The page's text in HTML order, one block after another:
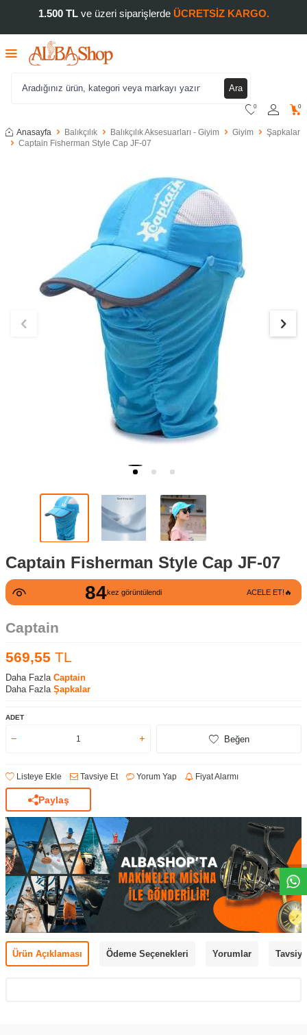
1.500 TLve üzeri siparişlerde ÜCRETSİZ KARGO.
Ara
0 0
Anasayfa Balıkçılık Balıkçılık Aksesuarları - Giyim Giyim
Şapkalar
Captain Fisherman Style Cap JF-07
Captain Fisherman Style Cap JF-07
84kez görüntülendi
4 kez satın alındı ACELE ET!🔥
Captain
569,55 TL
Daha Fazla Captain
Daha Fazla Şapkalar
ADET
Beğen
Listeye Ekle Tavsiye Et Yorum Yap Fiyat Alarmı
Paylaş
Ürün Açıklaması Ödeme Seçenekleri Yorumlar